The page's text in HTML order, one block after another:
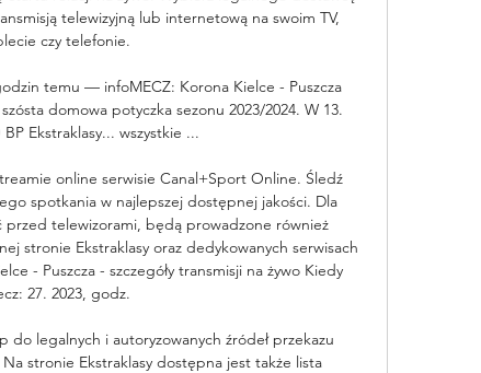
telewizyjną lub internetową na swoim TV,
czy telefonie.
temu — infoMECZ: Korona Kielce - Puszcza
domowa potyczka sezonu 2023/2024. W 13.
Ekstraklasy... wszystkie ...
online serwisie Canal+Sport Online. Śledź
spotkania w najlepszej dostępnej jakości. Dla
przed telewizorami, będą prowadzone również
stronie Ekstraklasy oraz dedykowanych serwisach
- Puszcza - szczegóły transmisji na żywo Kiedy
27. 2023, godz.
do legalnych i autoryzowanych źródeł przekazu
stronie Ekstraklasy dostępna jest także lista